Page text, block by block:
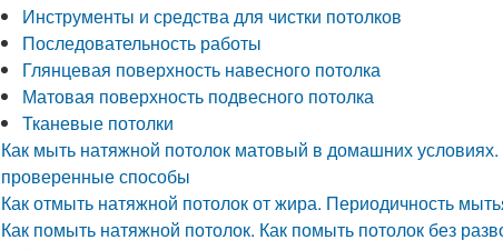
Инструменты и средства для чистки потолков
Последовательность работы
Глянцевая поверхность навесного потолка
Матовая поверхность подвесного потолка
Тканевые потолки
Как мыть натяжной потолок матовый в домашних
проверенные способы
Как отмыть натяжной потолок от жира. Периодичность
Как помыть натяжной потолок. Как помыть потолок без